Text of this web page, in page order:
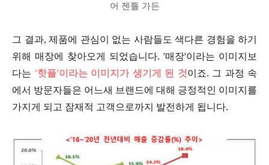
어 젠틀 가든
그 결과, 제품에 관심이 없는 사람들도 색다른 경험을 하기
위해 매장에 찾아오게 되었습니다. '매장'이라는 이미지보
다는 '핫플'이라는 이미지가 생기게 된 것이죠. 그 과정 속
에서 방문자들은 어느새 브랜드에 대해 긍정적인 이미지를
가지게 되고 잠재적 고객으로까지 발전하게 됩니다.